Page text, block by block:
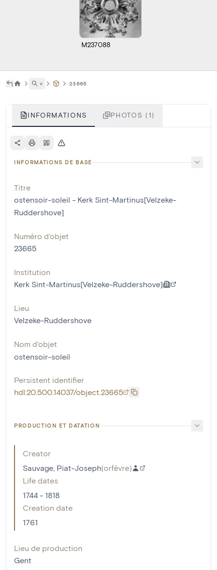
M237088
˅ 23665
INFORMATIONS PHOTOS (1)
INFORMATIONS DE BASE
Titre
ostensoir-soleil - Kerk Sint-Martinus[Velzeke-
Ruddershove]
Numéro d'objet
23665
Institution
Kerk Sint-Martinus[Velzeke-Ruddershove]
Lieu
Velzeke-Ruddershove
Nom d'objet
ostensoir-soleil
Persistent identifier
hdl:20.500.14037/object.23665
PRODUCTION ET DATATION
Creator
Sauvage, Piat-Joseph(orfèvre)
Life dates
1744 - 1818
Creation date
1761
Lieu de production
Gent